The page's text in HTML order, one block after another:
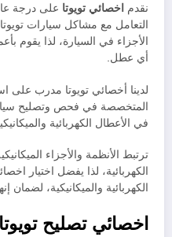
نقدم اخصائي تويوتا على درجة
التعامل مع مشاكل سيارات
الأجزاء في السيارة، لذا يقوم
أي عطل.
لدينا أخصائي تويوتا مدرب على
المتخصصة في فحص وتصليح
في الأعطال الكهربائية
ترتبط الأنظمة والأجزاء
الكهربائية، لذا يفضل اختيار
الكهربائية والميكانيكية، لضمان
اخصائي تصليح تويوتا